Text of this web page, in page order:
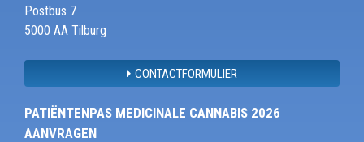
Postbus 7
5000 AA Tilburg
CONTACTFORMULIER
PATIËNTENPAS MEDICINALE CANNABIS 2026
AANVRAGEN